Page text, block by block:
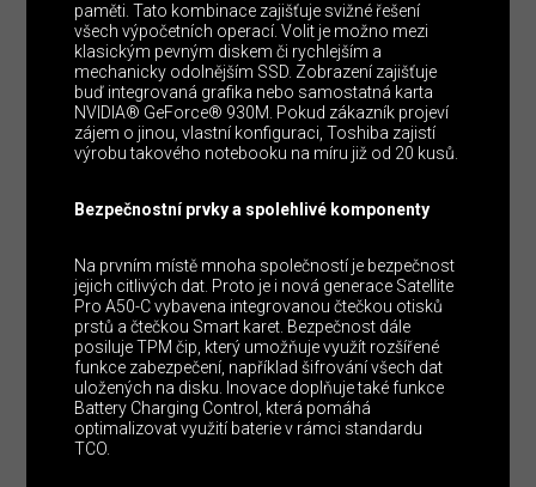
paměti. Tato kombinace zajišťuje svižné řešení
všech výpočetních operací. Volit je možno mezi
klasickým pevným diskem či rychlejším a
mechanicky odolnějším SSD. Zobrazení zajišťuje
buď integrovaná grafika nebo samostatná karta
NVIDIA® GeForce® 930M. Pokud zákazník projeví
zájem o jinou, vlastní konfiguraci, Toshiba zajistí
výrobu takového notebooku na míru již od 20 kusů.
Bezpečnostní prvky a spolehlivé komponenty
Na prvním místě mnoha společností je bezpečnost
jejich citlivých dat. Proto je i nová generace Satellite
Pro A50-C vybavena integrovanou čtečkou otisků
prstů a čtečkou Smart karet. Bezpečnost dále
posiluje TPM čip, který umožňuje využít rozšířené
funkce zabezpečení, například šifrování všech dat
uložených na disku. Inovace doplňuje také funkce
Battery Charging Control, která pomáhá
optimalizovat využití baterie v rámci standardu
TCO.